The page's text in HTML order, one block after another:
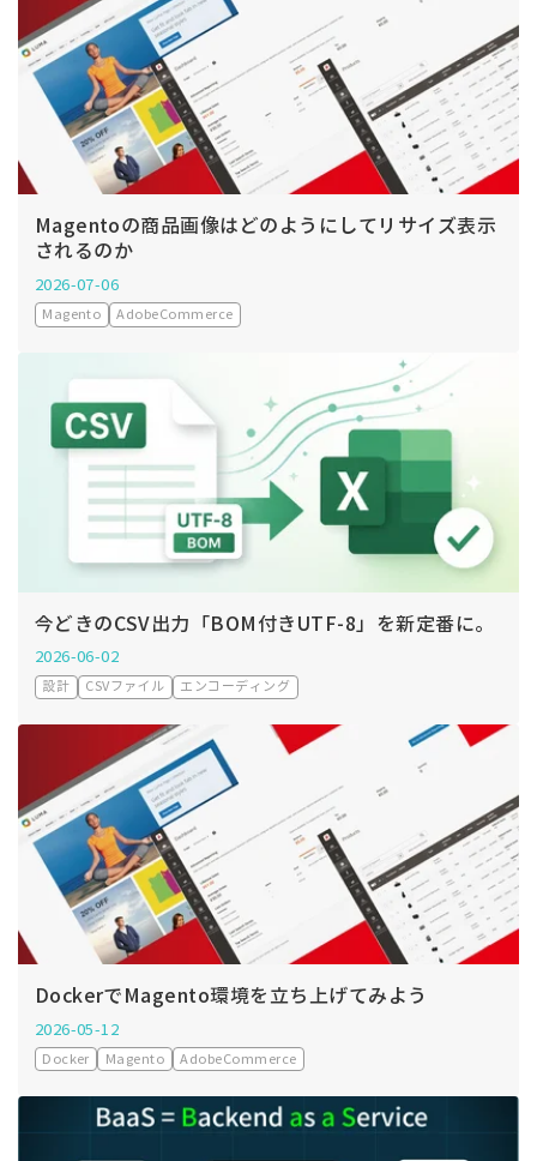
Magentoの商品画像はどのようにしてリサイズ表示
されるのか
2026-07-06
Magento AdobeCommerce
今どきのCSV出力「BOM付きUTF-8」を新定番に。
2026-06-02
設計 CSVファイル エンコーディング
DockerでMagento環境を立ち上げてみよう
2026-05-12
Docker Magento AdobeCommerce